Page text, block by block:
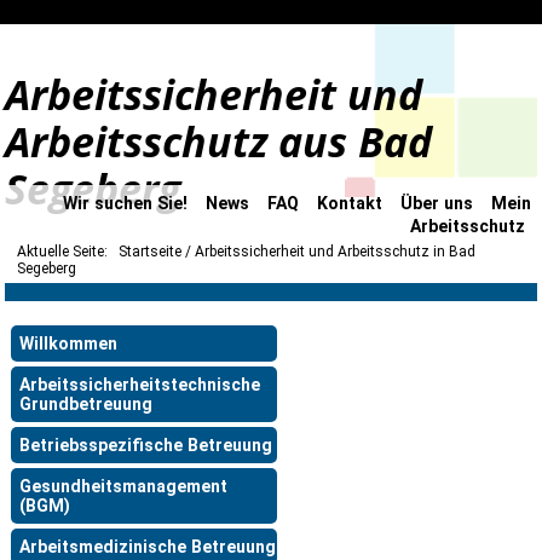
Arbeitssicherheit und
Arbeitsschutz aus Bad
Segeberg
Wir suchen Sie! News FAQ Kontakt Über uns
Mein
Arbeitsschutz
Aktuelle Seite: Startseite
Arbeitssicherheit und Arbeitsschutz in Bad
Segeberg
Willkommen
Arbeitssicherheitstechnische
Grundbetreuung
Betriebsspezifische Betreuung
Gesundheitsmanagement
(BGM)
Arbeitsmedizinische Betreuung